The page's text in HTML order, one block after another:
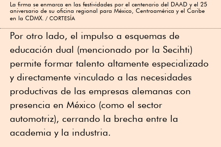
La firma se enmarca en las festividades por el centenario del DAAD y el 25
aniversario de su oficina regional para México, Centroamérica y el Caribe
en la CDMX.
CORTESÍA
Por otro lado, el impulso a esquemas de
educación dual (mencionado por la Secihti)
permite formar talento altamente especializado
y directamente vinculado a las necesidades
productivas de las empresas alemanas con
presencia en México (como el sector
automotriz), cerrando la brecha entre la
academia y la industria.